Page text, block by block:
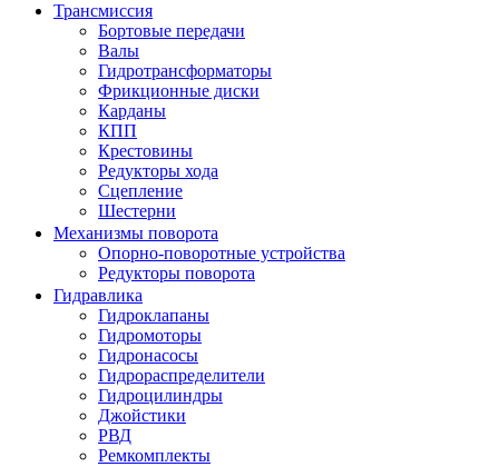
Трансмиссия
Бортовые передачи
Валы
Гидротрансформаторы
Фрикционные диски
Карданы
КПП
Крестовины
Редукторы хода
Сцепление
Шестерни
Механизмы поворота
Опорно-поворотные устройства
Редукторы поворота
Гидравлика
Гидроклапаны
Гидромоторы
Гидронасосы
Гидрораспределители
Гидроцилиндры
Джойстики
РВД
Ремкомплекты